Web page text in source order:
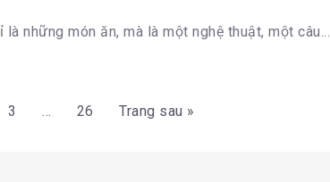
những món ăn, mà là một nghệ thuật, một câu...
3 … 26 Trang sau »